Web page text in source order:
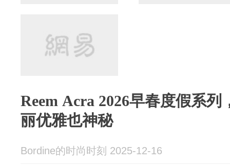
Reem Acra 2026早春度假系
丽优雅也神秘
Bordine的时尚时刻 2025-12-16